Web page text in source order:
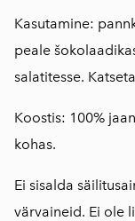
Kasutamine:
peale
salatitesse.
Koostis: 100%
kohas.
Ei sisalda
värvaineid. Ei ole